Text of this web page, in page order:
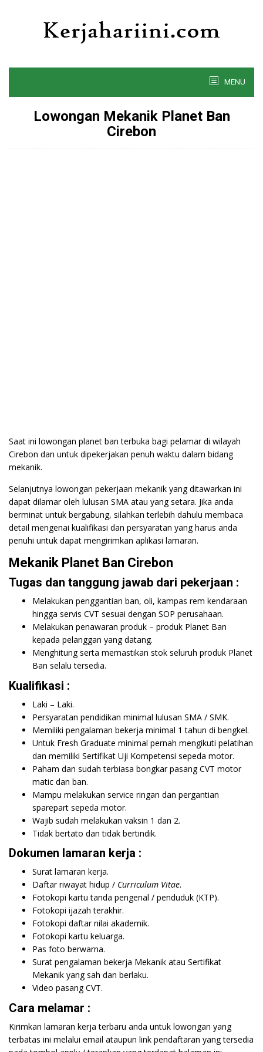
MENU
Lowongan Mekanik Planet Ban
Cirebon
Saat ini lowongan planet ban terbuka bagi pelamar di wilayah
Cirebon dan untuk dipekerjakan penuh waktu dalam bidang
mekanik.
Selanjutnya lowongan pekerjaan mekanik yang ditawarkan ini
dapat dilamar oleh lulusan SMA atau yang setara. Jika anda
berminat untuk bergabung, silahkan terlebih dahulu membaca
detail mengenai kualifikasi dan persyaratan yang harus anda
penuhi untuk dapat mengirimkan aplikasi lamaran.
Mekanik Planet Ban Cirebon
Tugas dan tanggung jawab dari pekerjaan :
Melakukan penggantian ban, oli, kampas rem kendaraan
hingga servis CVT sesuai dengan SOP perusahaan.
Melakukan penawaran produk – produk Planet Ban
kepada pelanggan yang datang.
Menghitung serta memastikan stok seluruh produk Planet
Ban selalu tersedia.
Kualifikasi :
Laki – Laki.
Persyaratan pendidikan minimal lulusan SMA / SMK.
Memiliki pengalaman bekerja minimal 1 tahun di bengkel.
Untuk Fresh Graduate minimal pernah mengikuti pelatihan
dan memiliki Sertifikat Uji Kompetensi sepeda motor.
Paham dan sudah terbiasa bongkar pasang CVT motor
matic dan ban.
Mampu melakukan service ringan dan pergantian
sparepart sepeda motor.
Wajib sudah melakukan vaksin 1 dan 2.
Tidak bertato dan tidak bertindik.
Dokumen lamaran kerja :
Surat lamaran kerja.
Daftar riwayat hidup / Curriculum Vitae.
Fotokopi kartu tanda pengenal / penduduk (KTP).
Fotokopi ijazah terakhir.
Fotokopi daftar nilai akademik.
Fotokopi kartu keluarga.
Pas foto berwarna.
Surat pengalaman bekerja Mekanik atau Sertifikat
Mekanik yang sah dan berlaku.
Video pasang CVT.
Cara melamar :
Kirimkan lamaran kerja terbaru anda untuk lowongan yang
terbatas ini melalui email ataupun link pendaftaran yang tersedia